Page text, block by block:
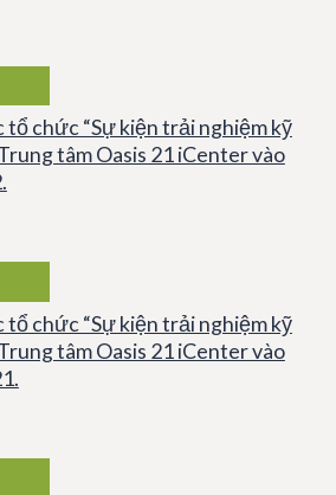
tổ chức “Sự kiện trải nghiệm kỹ
tâm Oasis 21 iCenter vào
tổ chức “Sự kiện trải nghiệm kỹ
tâm Oasis 21 iCenter vào